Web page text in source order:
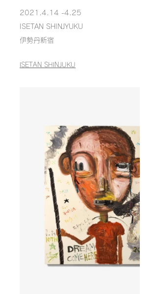
2021.4.14 -4.25
ISETAN SHINJYUKU
伊勢丹新宿
ISETAN SHINJUKU